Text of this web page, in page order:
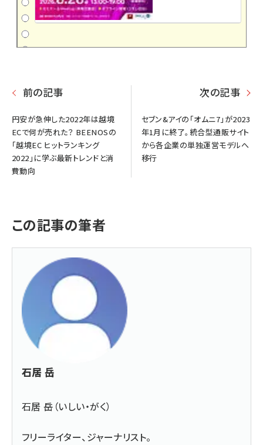
前の記事
円安が急伸した2022年は越境
ECで何が売れた？ BEENOSの
「越境EC ヒットランキング
2022」に学ぶ最新トレンドと消
費動向
次の記事
セブン&アイの「オムニ7」が2023
年1月に終了。統合型通販サイト
から各企業の単独運営モデルへ
移行
この記事の筆者
石居 岳
石居 岳（いしい・がく）
フリーライター、ジャーナリスト。